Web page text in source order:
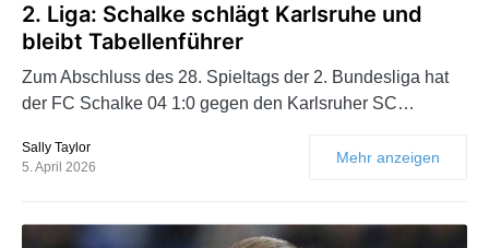
2. Liga: Schalke schlägt Karlsruhe und
bleibt Tabellenführer
Zum Abschluss des 28. Spieltags der 2. Bundesliga hat
der FC Schalke 04 1:0 gegen den Karlsruher SC…
Sally Taylor
5. April 2026
Mehr anzeigen